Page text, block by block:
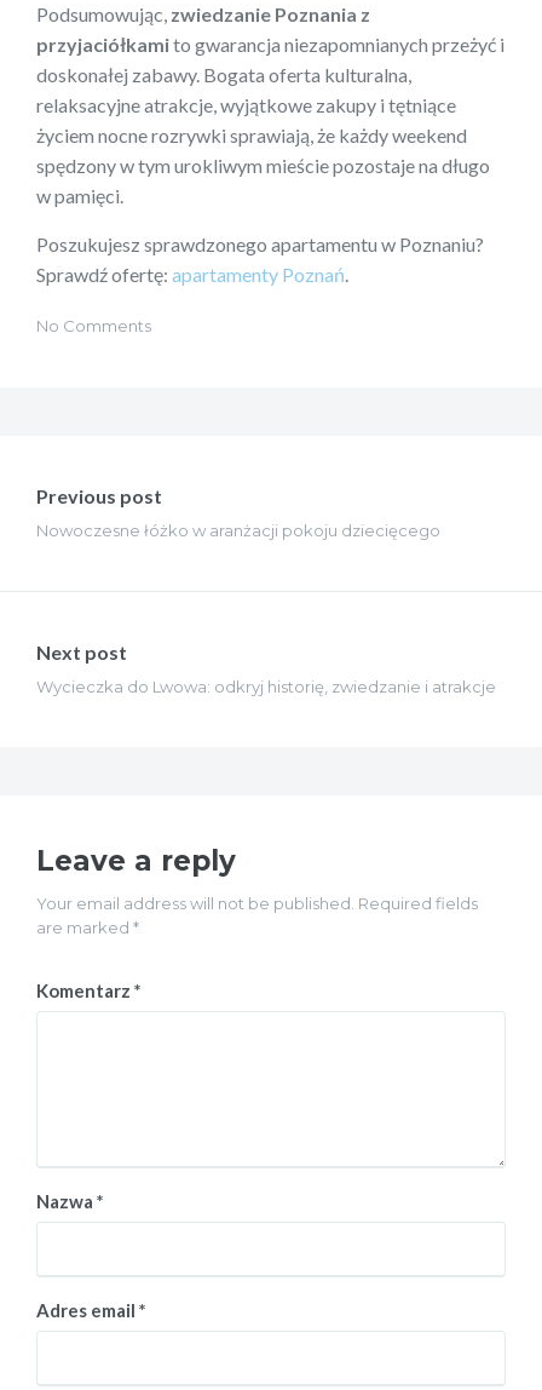
Podsumowując, zwiedzanie Poznania z
przyjaciółkamito gwarancja niezapomnianych przeżyć i
doskonałej zabawy. Bogata oferta kulturalna,
relaksacyjne atrakcje, wyjątkowe zakupy i tętniące
życiem nocne rozrywki sprawiają, że każdy weekend
spędzony w tym urokliwym mieście pozostaje na długo
w pamięci.
Poszukujesz sprawdzonego apartamentu w Poznaniu?
Sprawdź ofertę: apartamenty Poznań
No Comments
wpisu
Previous post
Nowoczesne łóżko w aranżacji pokoju dziecięcego
Next post
Wycieczka do Lwowa: odkryj historię, zwiedzanie i atrakcje
Leave a reply
Your email address will not be published. Required fields
are marked *
Komentarz *
Nazwa *
Adres email *